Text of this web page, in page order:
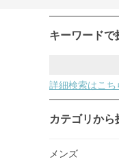
キーワードで
詳細検索はこち
カテゴリから
メンズ